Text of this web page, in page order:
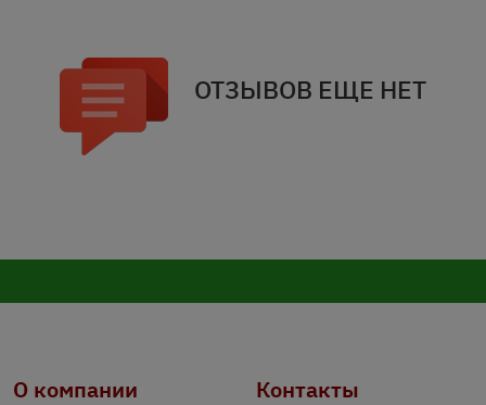
ОТЗЫВОВ ЕЩЕ НЕТ
О компании Контакты